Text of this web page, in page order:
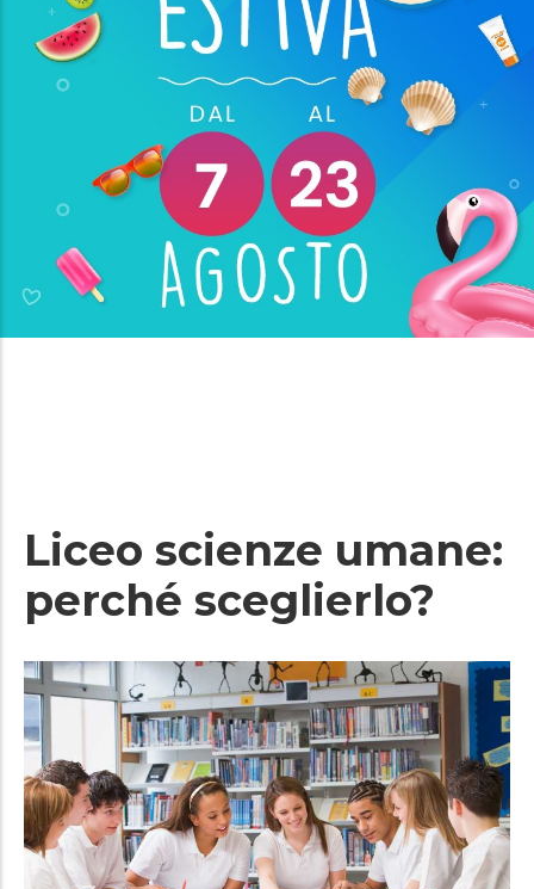
Liceo scienze umane:
perché sceglierlo?